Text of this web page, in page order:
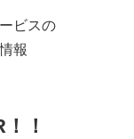
ビスの
報
！